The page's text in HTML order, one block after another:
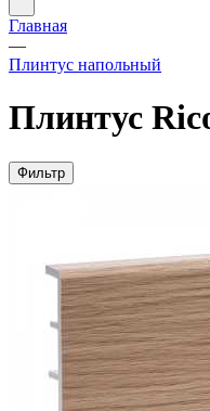
Главная
—
Плинтус напольный
Плинтус
Фильтр